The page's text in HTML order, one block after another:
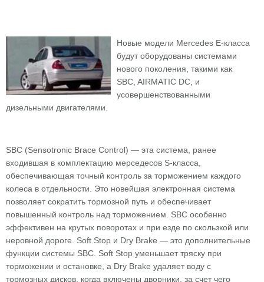
Новые модели Mercedes Е-класса
будут оборудованы системами
нового поколения, такими как
SBC, AIRMATIC DC, и
усовершенствованными
дизельными двигателями.
SBC (Sensotronic Brace Control) — эта система, ранее
входившая в комплектацию мерседесов S-класса,
обеспечивающая точный контроль за торможением каждого
колеса в отдельности. Это новейшая электронная система
позволяет сократить тормозной путь и обеспечивает
повышенный контроль над торможением. SBC особенно
эффективен на крутых поворотах и при езде по скользкой или
неровной дороге. Soft Stop и Dry Brake — это дополнительные
функции системы SBC. Soft Stop уменьшает тряску при
торможении и остановке, а Dry Brake удаляет воду с
тормозных дисков, когда включены дворники, за счет чего